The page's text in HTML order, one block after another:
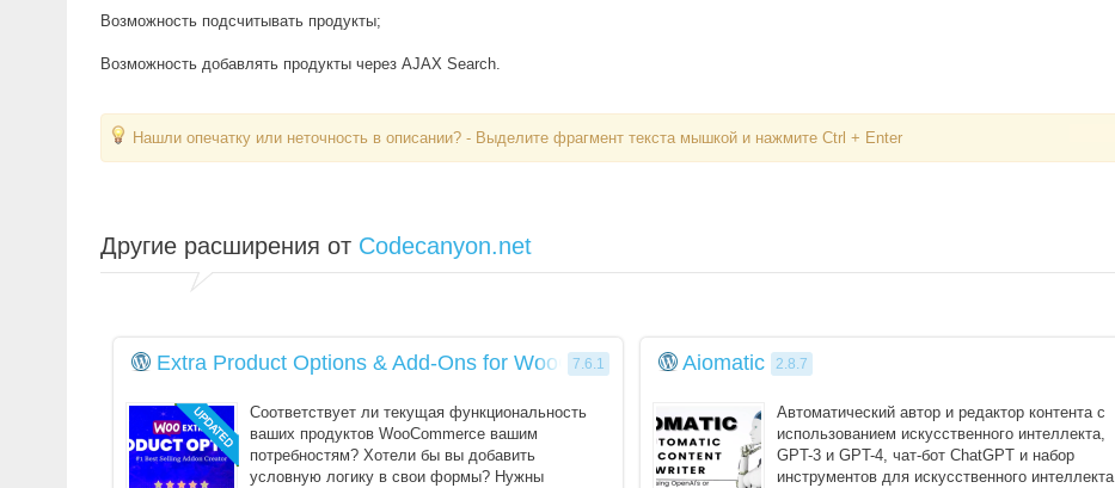
Возможность подсчитывать продукты;
Возможность добавлять продукты через AJAX Search.
Нашли опечатку или неточность в описании? - Выделите фрагмент текста мышкой и нажмите Ctrl + Enter
Другие расширения от Codecanyon.net
Extra Product Options & Add-Ons for WooCommerce
7.6.1
Соответствует ли текущая функциональность
ваших продуктов WooCommerce вашим
потребностям? Хотели бы вы добавить
условную логику в свои формы? Нужны
Aiomatic 2.8.7
Автоматический автор и редактор контента с
использованием искусственного интеллекта,
GPT-3 и GPT-4, чат-бот ChatGPT и набор
инструментов для искусственного интеллекта
Забыли пароль?